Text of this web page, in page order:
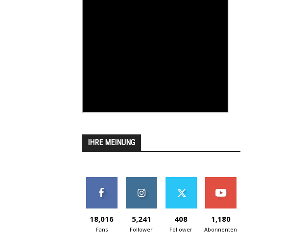
IHRE MEINUNG
18,016
Fans
5,241
Follower
408
Follower
1,180
Abonnenten